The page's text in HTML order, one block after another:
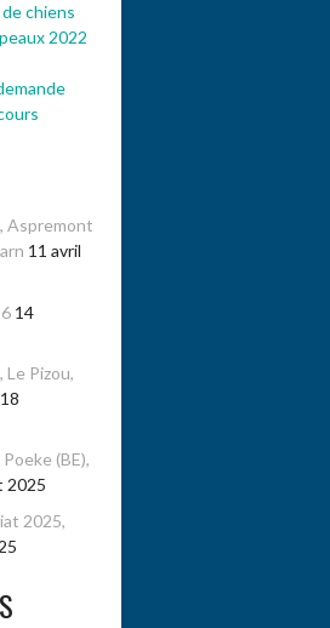
chiens
2022
Aspremont
11 avril
14
Pizou,
18
(BE),
2025
2025,